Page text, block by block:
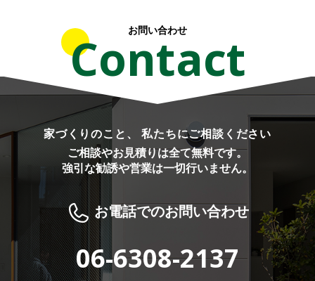
お問い合わせ
Contact
家づくりのこと、 私たちにご相談ください
ご相談やお見積りは全て無料です。
強引な勧誘や営業は一切行いません。
お電話でのお問い合わせ
06-6308-2137